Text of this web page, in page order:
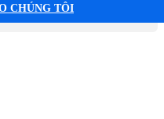
CHÚNG TÔI